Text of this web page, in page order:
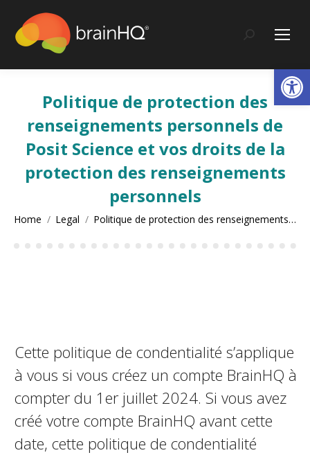
content
Search:
Politique de protection des
renseignements personnels de
Posit Science et vos droits de la
protection des renseignements
personnels
You are here:
Home Legal Politique de protection des renseignements…
Cette politique de confidentialité s’applique
à vous si vous créez un compte BrainHQ à
compter du 1er juillet 2024. Si vous avez
créé votre compte BrainHQ avant cette
date, cette politique de confidentialité